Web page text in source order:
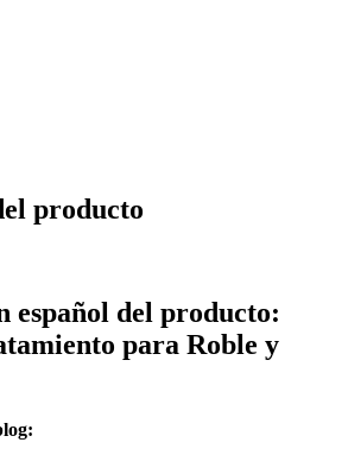
producto
español del producto:
para Roble y